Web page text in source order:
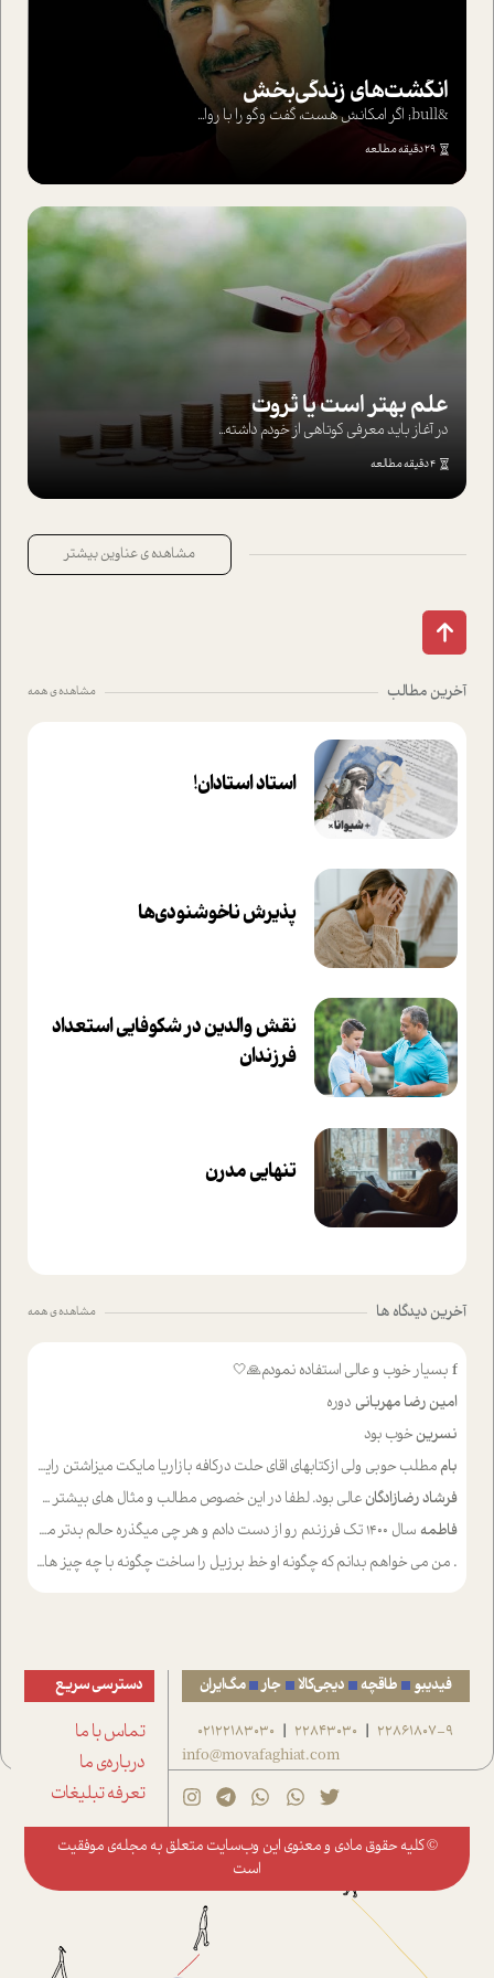
انگشت‌های‌ زندگی‌بخش
&bull; اگر امکانش هست، گفت وگو را با روا...
29 دقیقه مطالعه
علم بهتر است یا ثروت
در آغاز باید معرفی کوتاهی از خودم داشته...
4 دقیقه مطالعه
مشاهده ی عناوین بیشتر
آخرین مطالب مشاهده ی همه
استاد استادان!
پذیرش ناخوشنودی‌ها
نقش والدین در شکوفا‌یی ا‌ستعداد
فرزندان‌
تنهایی مدرن
آخرین دیدگاه ها مشاهده ی همه
f بسیار خوب و عالی استفاده نمودم🙏🤍
امین رضا مهربانی دوره
نسرینخوب بود
بام مطلب حوبی ولی ازکتابهای اقای حلت درکافه بازاریا مایکت میزاشتن رایگان خوب بود ولی هرکدام خلاصه شده ش تومجله از طریق سایت هم خوبه اینکه درزیر اخرصفحه گذاشته شده خب ادم خبره میره نصب میکنه میخونه ولی هرکسی گوشیش ظرفیتش نداره باتشکر
فرشاد رضازادگان عالی بود. لطفا در این خصوص مطالب و مثال های بیشتر ی ارایه دهید
فاطمه سال ۱۴۰۰ تک فرزندم رو از دست دادم و هر چی میگذره حالم بدتر میشه و دلتنگتر تنایی رو ترجیح دادم و معاشرت برام سخت شده
. من می خواهم بدانم که چگونه او خط برزیل را ساخت چگونه با چه چیز هایی
فیدیبو طاقچه دیجی‌کالا جار مگ‌ایران
22861807-9
|
22843030
|
02122183030
info@movafaghiat.com
دسترسی سریع
تماس با ما
درباره‌ی ما
تعرفه تبلیغات
© کلیه حقوق مادی و معنوی این وب‌سایت متعلق به مجله‌ی موفقیت
است